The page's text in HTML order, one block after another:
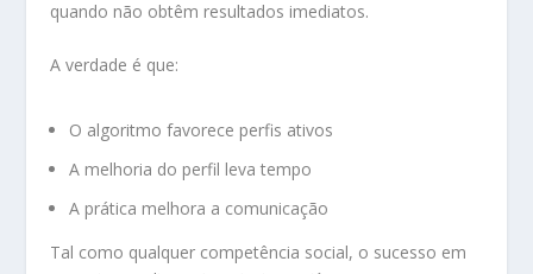
quando não obtêm resultados imediatos.
A verdade é que:
O algoritmo favorece perfis ativos
A melhoria do perfil leva tempo
A prática melhora a comunicação
Tal como qualquer competência social, o sucesso em